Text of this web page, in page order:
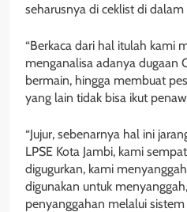
seharusnya di ceklist di
“Berkaca dari hal itulah kami
menganalisa adanya dugaan
bermain, hingga membuat
yang lain tidak bisa ikut
“Jujur, sebenarnya hal ini
LPSE Kota Jambi, kami
digugurkan, kami
digunakan untuk
penyanggahan melalui